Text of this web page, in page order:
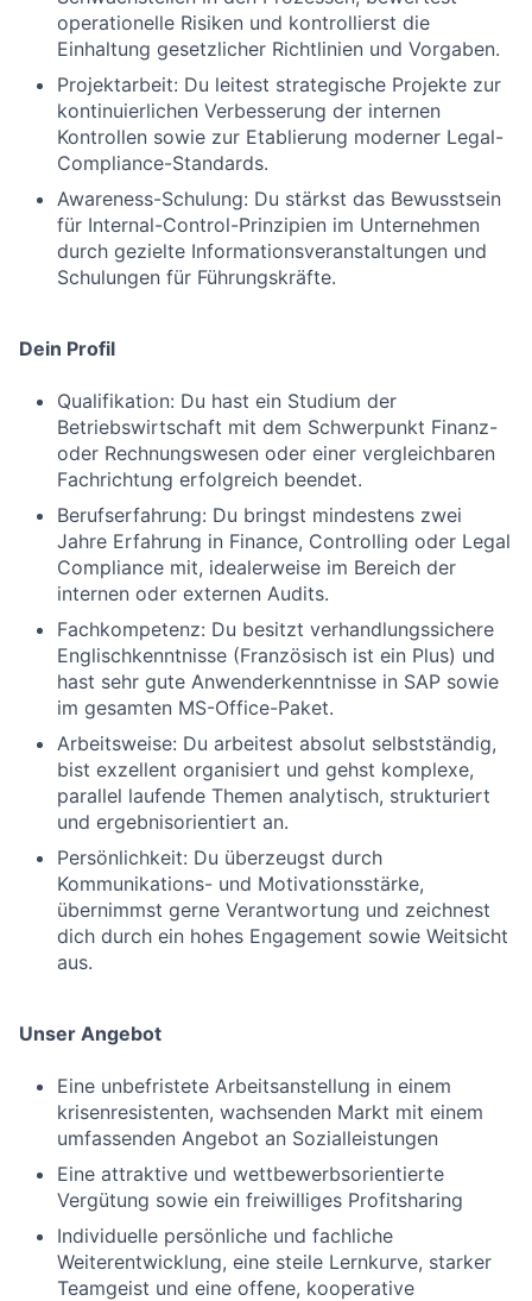
operationelle Risiken und kontrollierst die
Einhaltung gesetzlicher Richtlinien und Vorgaben.
Projektarbeit: Du leitest strategische Projekte zur
kontinuierlichen Verbesserung der internen
Kontrollen sowie zur Etablierung moderner Legal-
Compliance-Standards.
Awareness-Schulung: Du stärkst das Bewusstsein
für Internal-Control-Prinzipien im Unternehmen
durch gezielte Informationsveranstaltungen und
Schulungen für Führungskräfte.
Dein Profil
Qualifikation: Du hast ein Studium der
Betriebswirtschaft mit dem Schwerpunkt Finanz-
oder Rechnungswesen oder einer vergleichbaren
Fachrichtung erfolgreich beendet.
Berufserfahrung: Du bringst mindestens zwei
Jahre Erfahrung in Finance, Controlling oder Legal
Compliance mit, idealerweise im Bereich der
internen oder externen Audits.
Fachkompetenz: Du besitzt verhandlungssichere
Englischkenntnisse (Französisch ist ein Plus) und
hast sehr gute Anwenderkenntnisse in SAP sowie
im gesamten MS-Office-Paket.
Arbeitsweise: Du arbeitest absolut selbstständig,
bist exzellent organisiert und gehst komplexe,
parallel laufende Themen analytisch, strukturiert
und ergebnisorientiert an.
Persönlichkeit: Du überzeugst durch
Kommunikations- und Motivationsstärke,
übernimmst gerne Verantwortung und zeichnest
dich durch ein hohes Engagement sowie Weitsicht
aus.
Unser Angebot
Eine unbefristete Arbeitsanstellung in einem
krisenresistenten, wachsenden Markt mit einem
umfassenden Angebot an Sozialleistungen
Eine attraktive und wettbewerbsorientierte
Vergütung sowie ein freiwilliges Profitsharing
Individuelle persönliche und fachliche
Weiterentwicklung, eine steile Lernkurve, starker
Teamgeist und eine offene, kooperative